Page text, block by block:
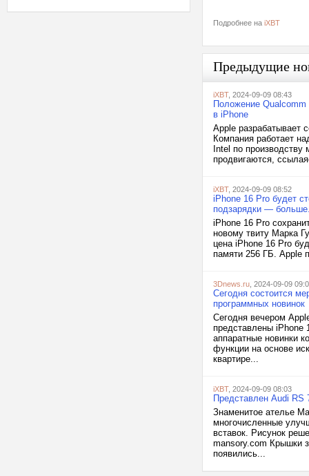
Подробнее на iXBT
Предыдущие
iXBT, 2024-09-09 08:43
Положение
в iPhone
Apple разрабатывает
Компания работает
Intel по
продвигаются,
iXBT, 2024-09-09 08:52
iPhone 16 Pro будет
подзарядки —
iPhone 16 Pro
новому твиту Марка
цена iPhone 16 Pro
памяти 256 ГБ. Apple
3Dnews.ru , 2024-09-09
Сегодня состоится
программных новинок
Сегодня вечером
представлены iPhone
аппаратные новинки
функции на основе
квартире...
iXBT, 2024-09-09 08:03
Представлен Audi
Знаменитое ателье
многочисленные
вставок. Рисунок
mansory.com Крышки
появились...